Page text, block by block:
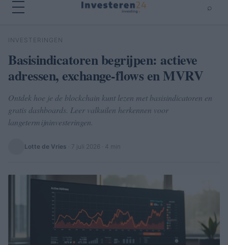
⌕
Zoeken
INVESTERINGEN
Basisindicatoren begrijpen: actieve
adressen, exchange-flows en MVRV
Ontdek hoe je de blockchain kunt lezen met basisindicatoren en
gratis dashboards. Leer valkuilen herkennen voor
langetermijninvesteringen.
Lotte de Vries 7 juli 2026 · 4 min